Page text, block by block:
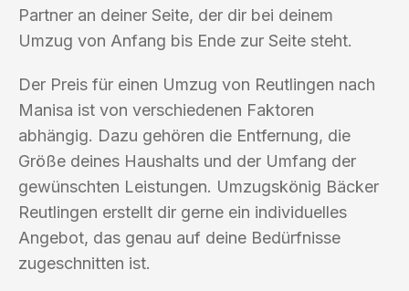
Partner an deiner Seite, der dir bei deinem
Umzug von Anfang bis Ende zur Seite steht.
Der Preis für einen Umzug von Reutlingen nach
Manisa ist von verschiedenen Faktoren
abhängig. Dazu gehören die Entfernung, die
Größe deines Haushalts und der Umfang der
gewünschten Leistungen. Umzugskönig Bäcker
Reutlingen erstellt dir gerne ein individuelles
Angebot, das genau auf deine Bedürfnisse
zugeschnitten ist.